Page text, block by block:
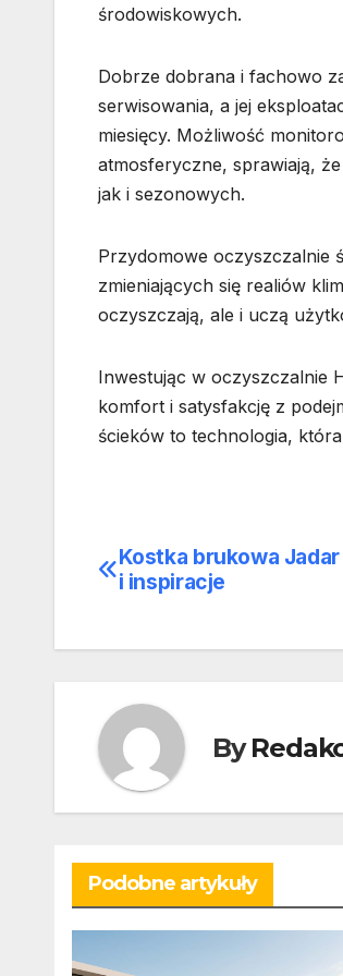
środowiskowych.
Dobrze dobrana i fachowo
serwisowania, a jej
miesięcy. Możliwość
atmosferyczne, sprawiają,
jak i sezonowych.
Przydomowe oczyszczalnie
zmieniających się realiów
oczyszczają, ale i uczą
Inwestując w oczyszczalnie
komfort i satysfakcję z
ścieków to technologia,
Nawigacja
Kostka brukowa
i inspiracje
By
Podobne artykuły